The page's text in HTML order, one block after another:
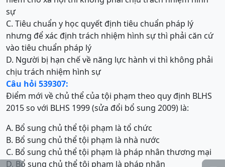
sự
C. Tiêu chuẩn y học quyết định tiêu chuẩn pháp lý
nhưng để xác định trách nhiệm hình sự thì phải căn cứ
vào tiêu chuẩn pháp lý
D. Người bị hạn chế về năng lực hành vi thì không phải
chịu trách nhiệm hình sự
Câu hỏi 539307:
Điểm mới về chủ thể của tội phạm theo quy định BLHS
2015 so với BLHS 1999 (sửa đổi bổ sung 2009) là:
A. Bổ sung chủ thể tội phạm là tổ chức
B. Bổ sung chủ thể tội phạm là nhà nước
C. Bổ sung chủ thể tội phạm là pháp nhân thương mại
D. Bổ sung chủ thể tội phạm là pháp nhân